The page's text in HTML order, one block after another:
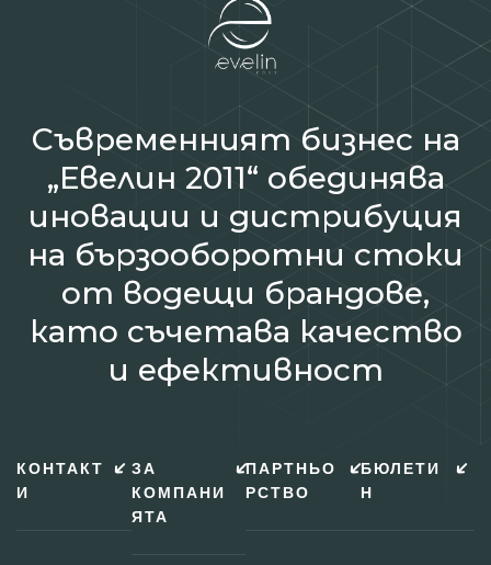
Съвременният бизнес на
„Евелин 2011“ обединява
иновации и дистрибуция
на бързооборотни стоки
от водещи брандове,
като съчетава качество
и ефективност
КОНТАКТ
И
ЗА
КОМПАНИ
ЯТА
ПАРТНЬО
РСТВО
БЮЛЕТИ
Н